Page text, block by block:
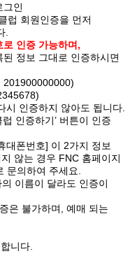
그인
럽 회원인증을 먼저
로 인증 가능하며,
된 정보 그대로 인증하시면
201900000000)
시 인증하지 않아도 됩니다
럽 인증하기’ 버튼이 인증
대폰번호] 이 2가지 정보
않는 경우 FNC 홈페이지
문의하여 주세요
이름이 달라도 인증이
은 불가하며
예매 되는
니다